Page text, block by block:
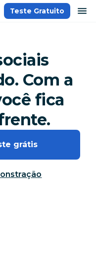
Teste Gratuito
Com a
fica
grátis